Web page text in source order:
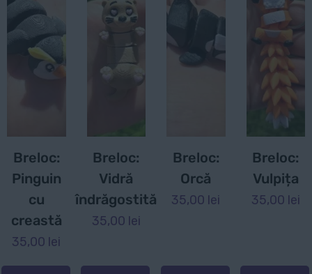
Breloc:
Pinguin
cu
creastă
35,00 lei
Breloc:
Vidră
îndrăgostită
35,00 lei
Breloc:
Orcă
35,00 lei
Breloc:
Vulpița
35,00 lei